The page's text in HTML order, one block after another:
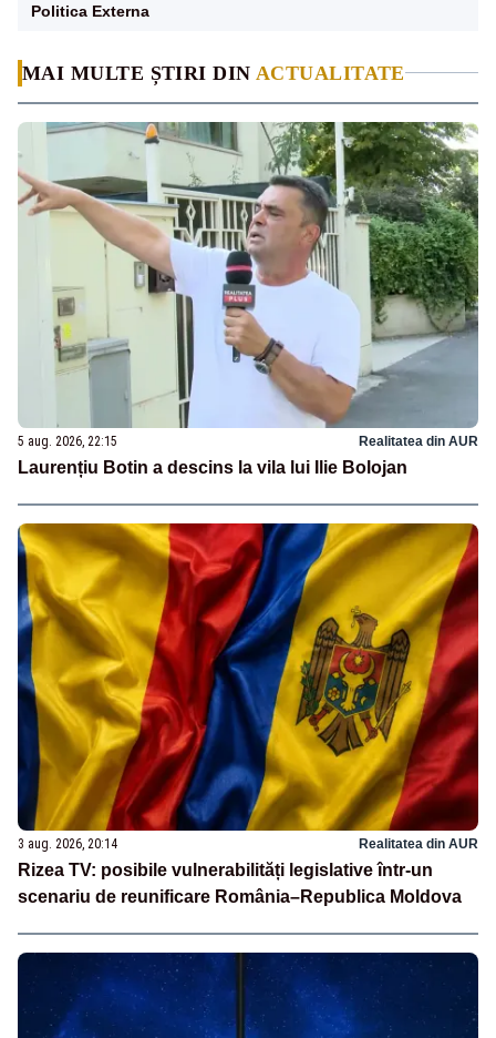
MAI MULTE ȘTIRI DIN ACTUALITATE
5 aug. 2026, 22:15 Realitatea din AUR
Laurențiu Botin a descins la vila lui Ilie Bolojan
3 aug. 2026, 20:14 Realitatea din AUR
Rizea TV: posibile vulnerabilități legislative într-un
scenariu de reunificare România–Republica Moldova
Politica Externa